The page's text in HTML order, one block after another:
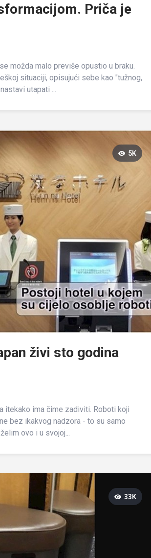
Priča je
možda malo previše opustio u braku.
situaciji, opisujući sebe kao "tužnog,
utapati ...
5K
živi sto godina
itekako ima čime zadiviti. Roboti koji
bez ikakvog nadzora - to su samo
ovo i u svojoj...
33K